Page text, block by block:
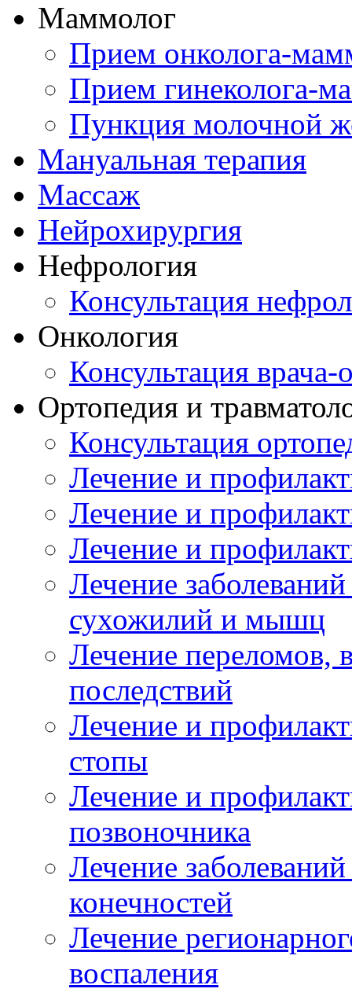
Маммолог
Прием онколога-
Прием гинеколога-
Пункция молочной
Мануальная терапия
Массаж
Нейрохирургия
Нефрология
Консультация
Онкология
Консультация врача-
Ортопедия и
Консультация
Лечение и
Лечение и
Лечение и
Лечение
сухожилий и мышц
Лечение переломов,
последствий
Лечение и
стопы
Лечение и
позвоночника
Лечение
конечностей
Лечение
воспаления